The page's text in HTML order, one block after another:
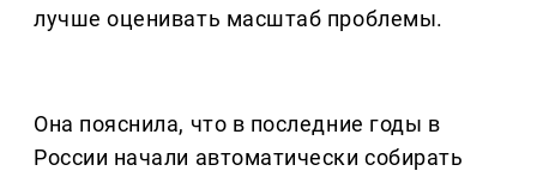
лучше оценивать масштаб проблемы.
Она пояснила, что в последние годы в
России начали автоматически собирать